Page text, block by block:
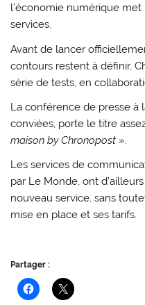
l’économie numérique
services.
Avant de lancer
contours restent à définir,
série de tests, en
La conférence de presse à
conviées, porte le titre
maison by Chronopost ».
Les services de
par Le Monde, ont
nouveau service, sans
mise en place et ses tarifs.
Partager :